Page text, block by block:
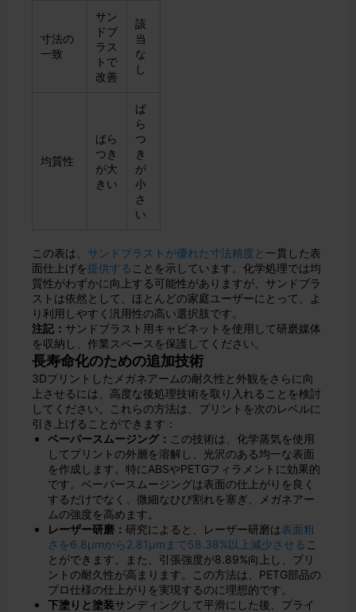
寸法の
一致
サン
ドブ
ラス
トで
改善
該
当
な
し
均質性
ばら
つき
が大
きい
ば
ら
つ
き
が
小
さ
い
この表は、 サンドブラストが優れた寸法精度と 一貫した表
面仕上げを提供する ことを示しています。化学処理では均
質性がわずかに向上する可能性がありますが、サンドブラ
ストは依然として、ほとんどの家庭ユーザーにとって、よ
り利用しやすく汎用性の高い選択肢です。
注記： サンドブラスト用キャビネットを使用して研磨媒体
を収納し、作業スペースを保護してください。
長寿命化のための追加技術
3Dプリントしたメガネアームの耐久性と外観をさらに向
上させるには、高度な後処理技術を取り入れることを検討
してください。これらの方法は、プリントを次のレベルに
引き上げることができます：
ベーパースムージング： この技術は、化学蒸気を使用
してプリントの外層を溶解し、光沢のある均一な表面
を作成します。特にABSやPETGフィラメントに効果的
です。ベーパースムージングは表面の仕上がりを良く
するだけでなく、微細なひび割れを塞ぎ、メガネアー
ムの強度を高めます。
レーザー研磨： 研究によると、レーザー研磨は表面粗
さを6.8μmから2.81μmまで58.38%以上減少させる こ
とができます。また、引張強度が8.89%向上し、プリ
ントの耐久性が高まります。この方法は、PETG部品の
プロ仕様の仕上がりを実現するのに理想的です。
下塗りと塗装サンディングして平滑にした後、プライ